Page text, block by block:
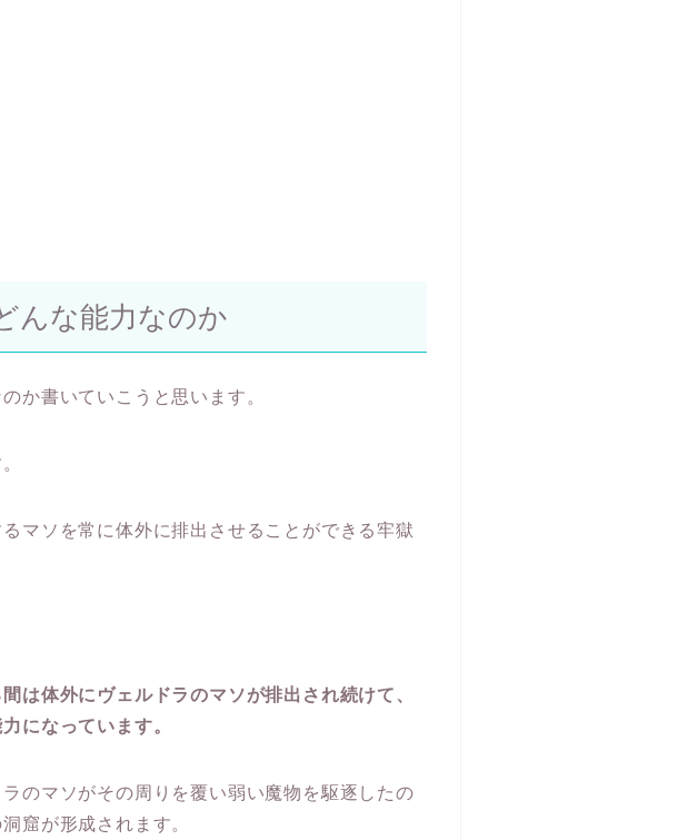
んな能力なのか
か書いていこうと思います。
マソを常に体外に排出させることができる牢獄
は体外にヴェルドラのマソが排出され続けて、
になっています。
のマソがその周りを覆い弱い魔物を駆逐したの
窟が形成されます。